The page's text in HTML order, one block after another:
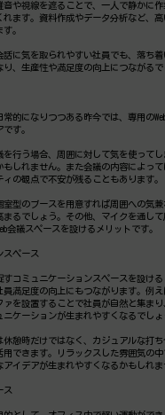
音や視線を遮ることで、一人で静かに
れます。資料作成やデータ分析など、高
。
話に気を取られやすい社員でも、落ち
、生産性や満足度の向上につながるで
的になりつつある昨今では、専用の
す。
を行う場合、周囲に対して気を使って
もしれません。また会議の内容によっ
の観点で不安が残ることもあります。
室型のブースを用意すれば周囲への気兼
まるでしょう。その他、マイクを通し
会議スペースを設けるメリットです。
スペース
すコミュニケーションスペースを設け
員満足度の向上にもつながります。例
ァを設置することで社員が自然と集まり
ケーションが生まれやすくなるでしょ
休憩時だけではなく、カジュアルな打
用できます。リラックスした雰囲気の
イデアが生まれやすくなるかもしれま
ス